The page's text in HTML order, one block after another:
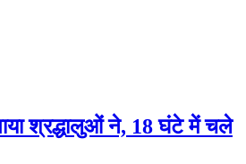
श्रद्धालुओं ने, 18 घंटे में चले